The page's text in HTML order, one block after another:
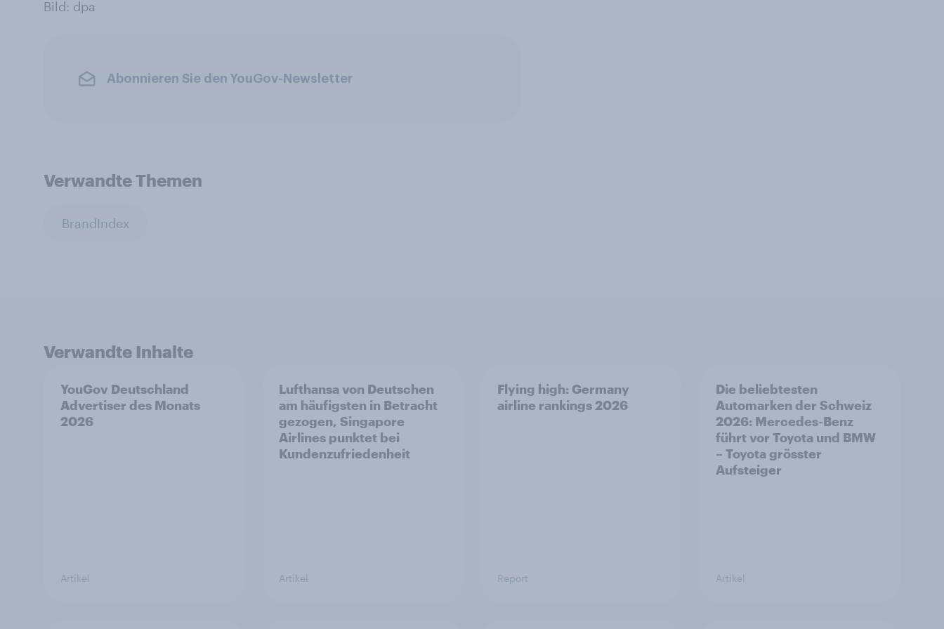
Bild: dpa
Abonnieren Sie den YouGov-Newsletter
Verwandte Themen
BrandIndex
Verwandte Inhalte
YouGov Deutschland
Advertiser des Monats
2026
Artikel
Lufthansa von Deutschen
am häufigsten in Betracht
gezogen, Singapore
Airlines punktet bei
Kundenzufriedenheit
Artikel
Flying high: Germany
airline rankings 2026
Report
Die beliebtesten
Automarken der Schweiz
2026: Mercedes-Benz
führt vor Toyota und BMW
– Toyota grösster
Aufsteiger
Artikel